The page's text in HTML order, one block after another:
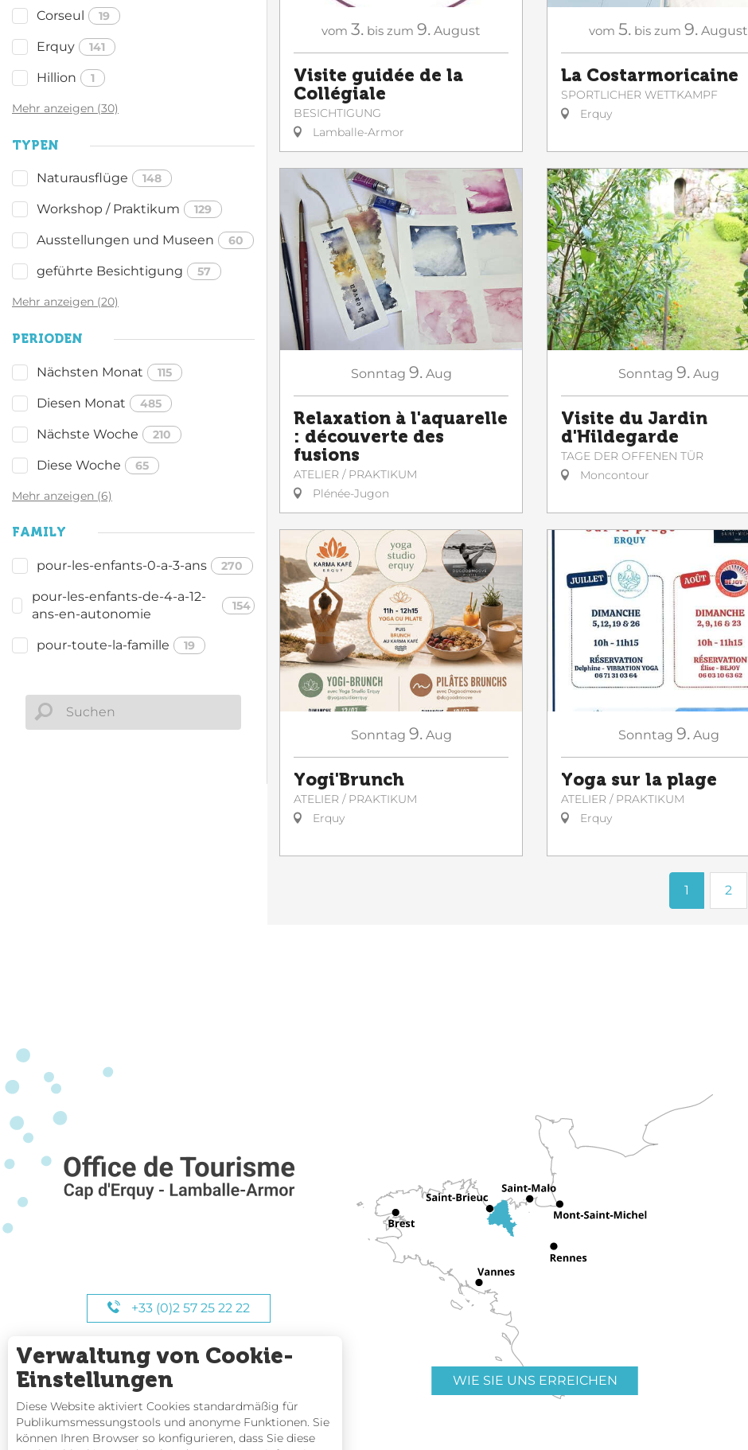
Corseul 19
Erquy 141
Hillion 1
Mehr anzeigen (30)
TYPEN
Naturausflüge 148
Workshop / Praktikum 129
Ausstellungen und Museen 60
geführte Besichtigung 57
Mehr anzeigen (20)
PERIODEN
Nächsten Monat 115
Diesen Monat 485
Nächste Woche 210
Diese Woche 65
Mehr anzeigen (6)
FAMILY
pour-les-enfants-0-a-3-ans 270
pour-les-enfants-de-4-a-12-
ans-en-autonomie
154
pour-toute-la-famille 19
vom 3. bis zum 9. August
Visite guidée de la
Collégiale
BESICHTIGUNG
Lamballe-Armor
vom 5. bis zum 9. August
La Costarmoricaine
SPORTLICHER WETTKAMPF
Erquy
Sonntag 9. Aug
Relaxation à l'aquarelle
: découverte des
fusions
ATELIER / PRAKTIKUM
Plénée-Jugon
Sonntag 9. Aug
Visite du Jardin
d'Hildegarde
TAGE DER OFFENEN TÜR
Moncontour
Sonntag 9. Aug
Yogi'Brunch
ATELIER / PRAKTIKUM
Erquy
Sonntag 9. Aug
Yoga sur la plage
ATELIER / PRAKTIKUM
Erquy
1 2
+33 (0)2 57 25 22 22
UNSERE STUNDEN
WIE SIE UNS ERREICHEN
Verwaltung von Cookie-
Einstellungen
Diese Website aktiviert Cookies standardmäßig für
Publikumsmessungstools und anonyme Funktionen. Sie
können Ihren Browser so konfigurieren, dass Sie diese